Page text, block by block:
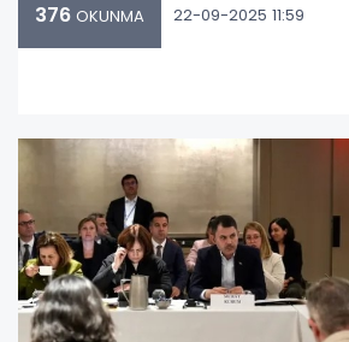
376 OKUNMA 22-09-2025 11:59